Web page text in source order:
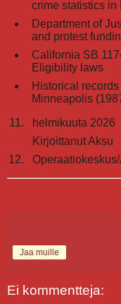
crime statistics in
Department of
and protest
California SB
Eligibility laws
Historical
Minneapolis
helmikuuta 2026
Kirjoittanut Aksu
Jaa muille
Ei kommentteja: